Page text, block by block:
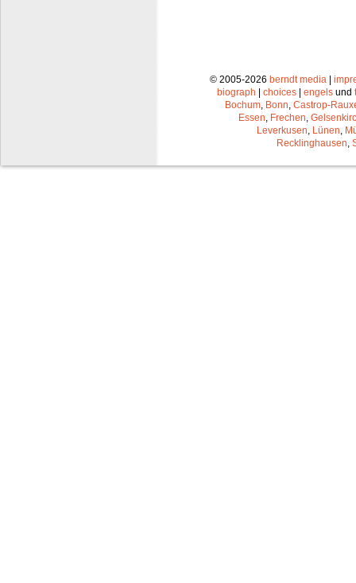
© 2005-2026 berndt media |
biograph | choices | engels und
Bochum Bonn Castrop-
Essen Frechen
Leverkusen Lünen
Recklinghausen